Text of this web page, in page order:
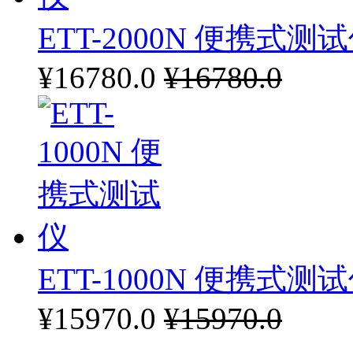
ETT-2000N 便携式测
¥16780.0 ¥16780.0
ETT-1000N 便携式测
¥15970.0 ¥15970.0